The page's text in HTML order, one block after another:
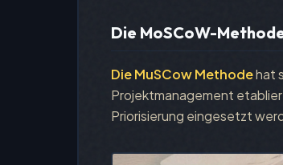
Die MoSCoW-
Die MuSCow Methodehat
Projektmanagement
Priorisierung eingesetzt